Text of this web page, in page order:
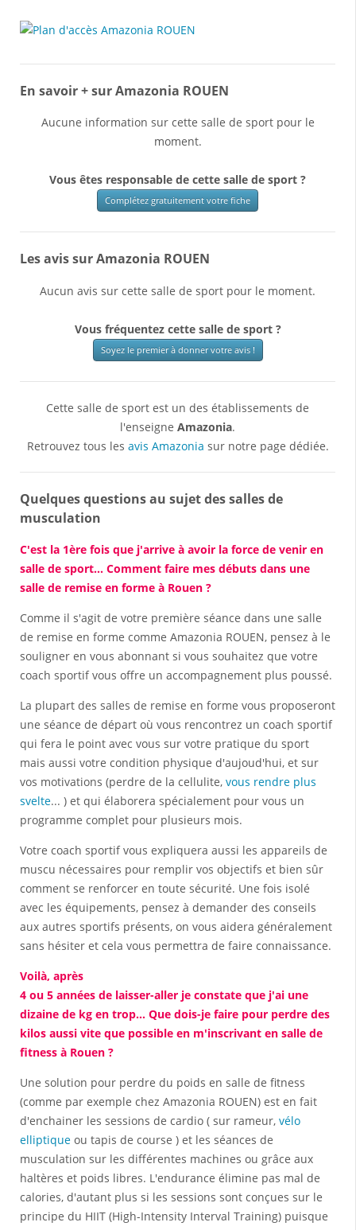
En savoir + sur Amazonia ROUEN
Aucune information sur cette salle de sport pour le
moment.
Vous êtes responsable de cette salle de sport ?
Complétez gratuitement votre fiche
Les avis sur Amazonia ROUEN
Aucun avis sur cette salle de sport pour le moment.
Vous fréquentez cette salle de sport ?
Soyez le premier à donner votre avis !
Cette salle de sport est un des établissements de
l'enseigne Amazonia.
Retrouvez tous les avis Amazonia sur notre page dédiée.
Quelques questions au sujet des salles de
musculation
C'est la 1ère fois que j'arrive à avoir la force de venir en
salle de sport... Comment faire mes débuts dans une
salle de remise en forme à Rouen ?
Comme il s'agit de votre première séance dans une salle
de remise en forme comme Amazonia ROUEN, pensez à le
souligner en vous abonnant si vous souhaitez que votre
coach sportif vous offre un accompagnement plus poussé.
La plupart des salles de remise en forme vous proposeront
une séance de départ où vous rencontrez un coach sportif
qui fera le point avec vous sur votre pratique du sport
mais aussi votre condition physique d'aujoud'hui, et sur
vos motivations (perdre de la cellulite, vous rendre plus
svelte... ) et qui élaborera spécialement pour vous un
programme complet pour plusieurs mois.
Votre coach sportif vous expliquera aussi les appareils de
muscu nécessaires pour remplir vos objectifs et bien sûr
comment se renforcer en toute sécurité. Une fois isolé
avec les équipements, pensez à demander des conseils
aux autres sportifs présents, on vous aidera généralement
sans hésiter et cela vous permettra de faire connaissance.
Voilà, après
4 ou 5 années de laisser-aller je constate que j'ai une
dizaine de kg en trop... Que dois-je faire pour perdre des
kilos aussi vite que possible en m'inscrivant en salle de
fitness à Rouen ?
Une solution pour perdre du poids en salle de fitness
(comme par exemple chez Amazonia ROUEN) est en fait
d'enchainer les sessions de cardio ( sur rameur, vélo
elliptique ou tapis de course ) et les séances de
musculation sur les différentes machines ou grâce aux
haltères et poids libres. L'endurance élimine pas mal de
calories, d'autant plus si les sessions sont conçues sur le
principe du HIIT (High-Intensity Interval Training) puisque